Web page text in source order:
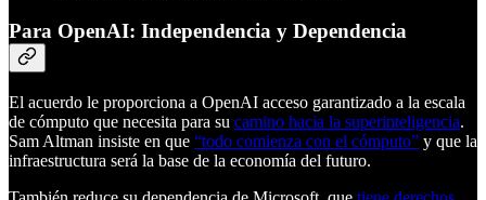
Para OpenAI: Independencia y Dependencia
El acuerdo le proporciona a OpenAI acceso garantizado a la escala
de cómputo que necesita para su camino hacia la superinteligencia.
Sam Altman insiste en que “todo comienza con el cómputo” y que la
infraestructura será la base de la economía del futuro.